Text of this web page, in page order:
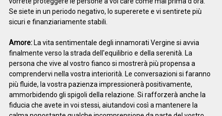
Se siete in un periodo negativo, lo supererete e vi sentirete più
sicuri e finanziariamente stabili.
Amore:La vita sentimentale degli innamorati Vergine si avvia
finalmente verso la strada dell'equilibrio e della serenità. La
persona che vive al vostro fianco si mostrerà più propensa a
comprendervi nella vostra interiorità. Le conversazioni si faranno
più fluide, la vostra pazienza impressionerà positivamente,
ammorbidendo gli spigoli della relazione. Si rafforzerà anche la
fiducia che avete in voi stessi, aiutandovi così a mantenere la